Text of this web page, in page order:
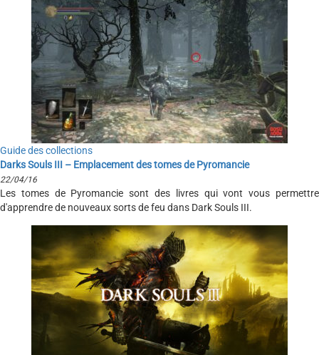
Guide des collections
Darks Souls III – Emplacement des tomes de Pyromancie
22/04/16
Les tomes de Pyromancie sont des livres qui vont vous permettre
d'apprendre de nouveaux sorts de feu dans Dark Souls III.